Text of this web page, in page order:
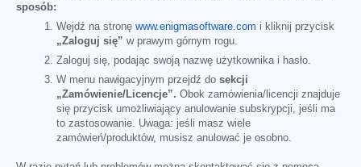
sposób:
Wejdź na stronę www.enigmasoftware.com i kliknij przycisk
„Zaloguj się” w prawym górnym rogu.
Zaloguj się, podając swoją nazwę użytkownika i hasło.
W menu nawigacyjnym przejdź do sekcji
„Zamówienie/Licencje”. Obok zamówienia/licencji znajduje
się przycisk umożliwiający anulowanie subskrypcji, jeśli ma
to zastosowanie. Uwaga: jeśli masz wiele
zamówień/produktów, musisz anulować je osobno.